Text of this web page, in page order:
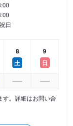
日
8
土
9
日
す。詳細はお問い合